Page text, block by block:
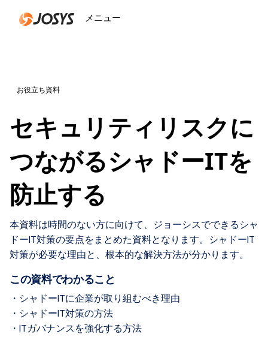
メニュー
お役立ち資料
セキュリティリスクに
つながるシャドーITを
防止する
本資料は時間のない方に向けて、ジョーシスでできるシャ
ドーIT対策の要点をまとめた資料となります。シャドーIT
対策が必要な理由と、根本的な解決方法が分かります。
この資料でわかること
・シャドーITに企業が取り組むべき理由
・シャドーIT対策の方法
・ITガバナンスを強化する方法